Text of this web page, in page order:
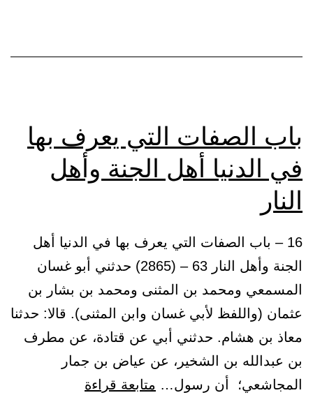
وإثبات
عذاب
القبر،
باب الصفات التي يعرف بها
في الدنيا أهل الجنة وأهل
النار
16 – باب الصفات التي يعرف بها في الدنيا أهل
الجنة وأهل النار 63 – (2865) حدثني أبو غسان
المسمعي ومحمد بن المثنى ومحمد بن بشار بن
عثمان (واللفظ لأبي غسان وابن المثنى). قالا: حدثنا
معاذ بن هشام. حدثني أبي عن قتادة، عن مطرف
بن عبدالله بن الشخير، عن عياض بن جمار
المجاشعي؛ أن رسول… متابعة قراءة